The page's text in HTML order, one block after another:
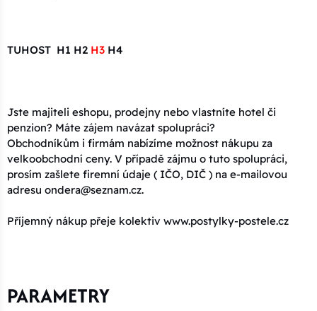
TUHOST H1 H2 H3 H4
Jste majiteli eshopu, prodejny nebo vlastníte hotel či
penzion? Máte zájem navázat spolupráci?
Obchodníkům i firmám nabízíme možnost nákupu za
velkoobchodní ceny. V případě zájmu o tuto spolupráci,
prosím zašlete firemní údaje ( IČO, DIČ ) na e-mailovou
adresu ondera@seznam.cz.
Příjemný nákup přeje kolektiv www.postylky-postele.cz
PARAMETRY